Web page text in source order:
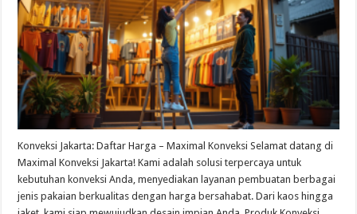
Konveksi Jakarta: Daftar Harga – Maximal Konveksi Selamat datang di
Maximal Konveksi Jakarta! Kami adalah solusi terpercaya untuk
kebutuhan konveksi Anda, menyediakan layanan pembuatan berbagai
jenis pakaian berkualitas dengan harga bersahabat. Dari kaos hingga